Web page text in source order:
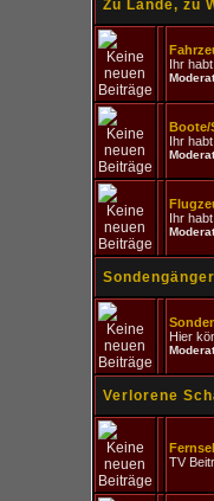
Zu Lande, zu
Ihr
Boote/
Ihr
Ihr
Sondengänger
Hier
Verlorene
TV